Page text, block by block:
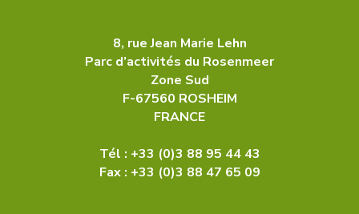
8, rue Jean Marie Lehn
Parc d’activités du Rosenmeer
Zone Sud
F-67560 ROSHEIM
FRANCE
Tél : +33 (0)3 88 95 44 43
Fax : +33 (0)3 88 47 65 09